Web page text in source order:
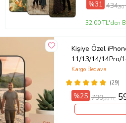
Ürün Kodu:kcm79938964
%31 434,80
32,00 TL'den
Kişiye Özel
11/13/14/14Pro/
(29)
Kargo Bedava
%25 799,00 TL